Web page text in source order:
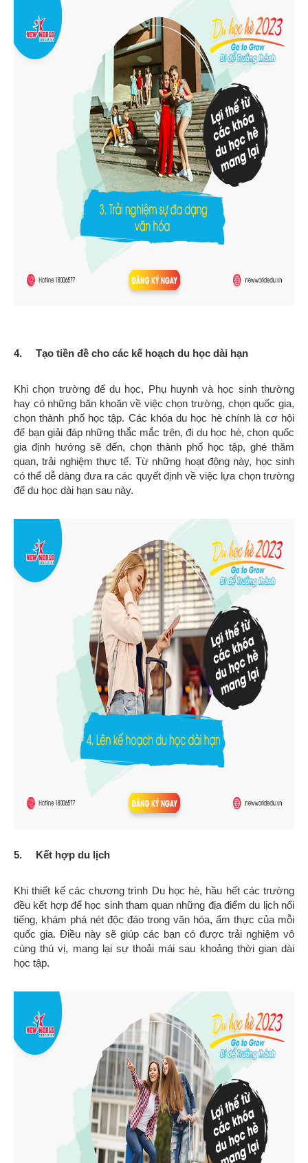
4. Tạo tiền đề cho các kế hoạch du học dài hạn
Khi chọn trường để du học, Phụ huynh và học sinh thường
hay có những băn khoăn về việc chọn trường, chọn quốc gia,
chọn thành phố học tập. Các khóa du học hè chính là cơ hội
để bạn giải đáp những thắc mắc trên, đi du học hè, chọn quốc
gia định hướng sẽ đến, chọn thành phố học tập, ghé thăm
quan, trải nghiệm thực tế. Từ những hoạt động này, học sinh
có thể dễ dàng đưa ra các quyết định về việc lựa chọn trường
để du học dài hạn sau này.
5. Kết hợp du lịch
Khi thiết kế các chương trình Du học hè, hầu hết các trường
đều kết hợp để học sinh tham quan những địa điểm du lịch nổi
tiếng, khám phá nét độc đáo trong văn hóa, ẩm thực của mỗi
quốc gia. Điều này sẽ giúp các bạn có được trải nghiệm vô
cùng thú vị, mang lại sự thoải mái sau khoảng thời gian dài
học tập.